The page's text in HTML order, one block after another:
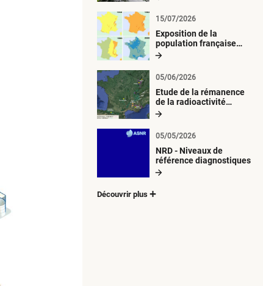
Exposition de la
population française
métropolitaine aux
atmosphériques
radioactives depuis 1945
15/07/2026
Etude de la rémanence
de la radioactivité
d’origine artificielle
05/06/2026
NRD - Niveaux de
référence diagnostiques
05/05/2026
Découvrir plus